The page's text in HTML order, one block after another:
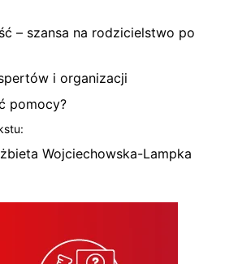
– szansa na rodzicielstwo po
i organizacji
pomocy?
Wojciechowska-Lampka